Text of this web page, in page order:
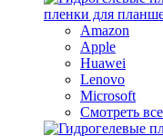
пленки для
Amazon
Apple
Huawei
Lenovo
Microsoft
Смотреть все